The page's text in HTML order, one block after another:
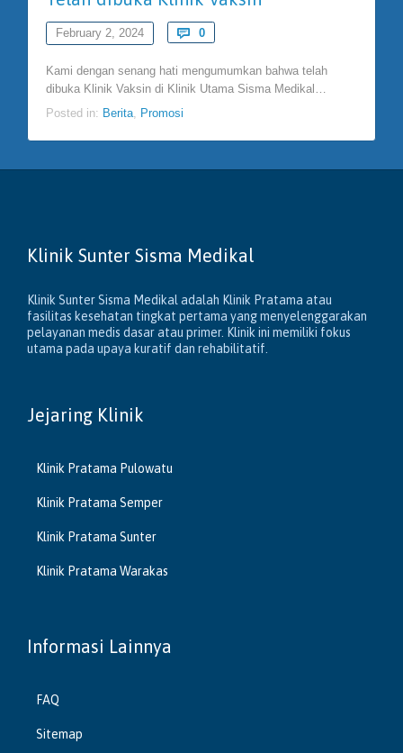
February 2, 2024  0Comments
Kami dengan senang hati mengumumkan bahwa telah
dibuka Klinik Vaksin di Klinik Utama Sisma Medikal…
Posted in: Berita Promosi
Klinik Sunter Sisma Medikal
Klinik Sunter Sisma Medikal adalah Klinik Pratama atau
fasilitas kesehatan tingkat pertama yang menyelenggarakan
pelayanan medis dasar atau primer. Klinik ini memiliki fokus
utama pada upaya kuratif dan rehabilitatif.
Jejaring Klinik
Klinik Pratama Pulowatu
Klinik Pratama Semper
Klinik Pratama Sunter
Klinik Pratama Warakas
Informasi Lainnya
FAQ
Sitemap